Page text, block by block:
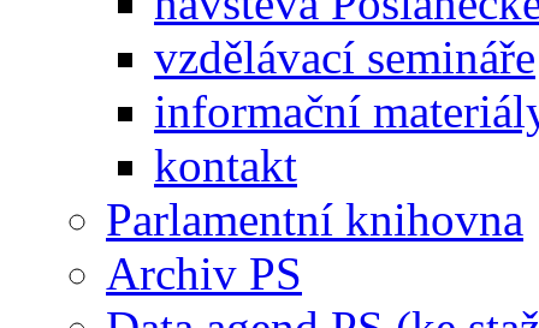
vzdělávací semináře
informační
kontakt
Parlamentní knihovna
Archiv PS